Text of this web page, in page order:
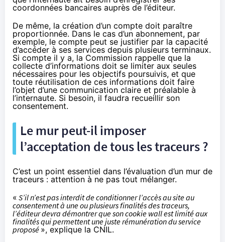
coordonnées bancaires auprès de l’éditeur.
De même, la création d’un compte doit paraître
proportionnée. Dans le cas d’un abonnement, par
exemple, le compte peut se justifier par la capacité
d’accéder à ses services depuis plusieurs terminaux.
Si compte il y a, la Commission rappelle que la
collecte d’informations doit se limiter aux seules
nécessaires pour les objectifs poursuivis, et que
toute réutilisation de ces informations doit faire
l’objet d’une communication claire et préalable à
l’internaute. Si besoin, il faudra recueillir son
consentement.
Le mur peut-il imposer
l’acceptation de tous les traceurs ?
C’est un point essentiel dans l’évaluation d’un mur de
traceurs : attention à ne pas tout mélanger.
« S’il n’est pas interdit de conditionner l’accès au site au
consentement à une ou plusieurs finalités des traceurs,
l’éditeur devra démontrer que son cookie wall est limité aux
finalités qui permettent une juste rémunération du service
proposé », explique la CNIL.